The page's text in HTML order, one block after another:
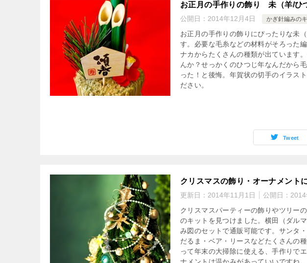
お正月の手作りの飾り 未（羊/ひ
公開日： 2014年12月4日 かぎ針編みの
お正月の手作りの飾りにぴったりな未
す。必要な毛糸などの材料がそろった
ナカからたくさんの種類が出ています
んか？せっかくのひつじ年なんだから
った！と後悔。年賀状の切手のイラス
ださい。
Tweet
クリスマスの飾り・オーナメント
更新日： 2014年11月1日 公開日：
クリスマスパーティーの飾りやツリー
のキットを見つけました。横田（ダル
み図のセットで通販可能です。サンタ
だるま・ベア・リースなどたくさんの
って年末の大掃除に使える、手作りで